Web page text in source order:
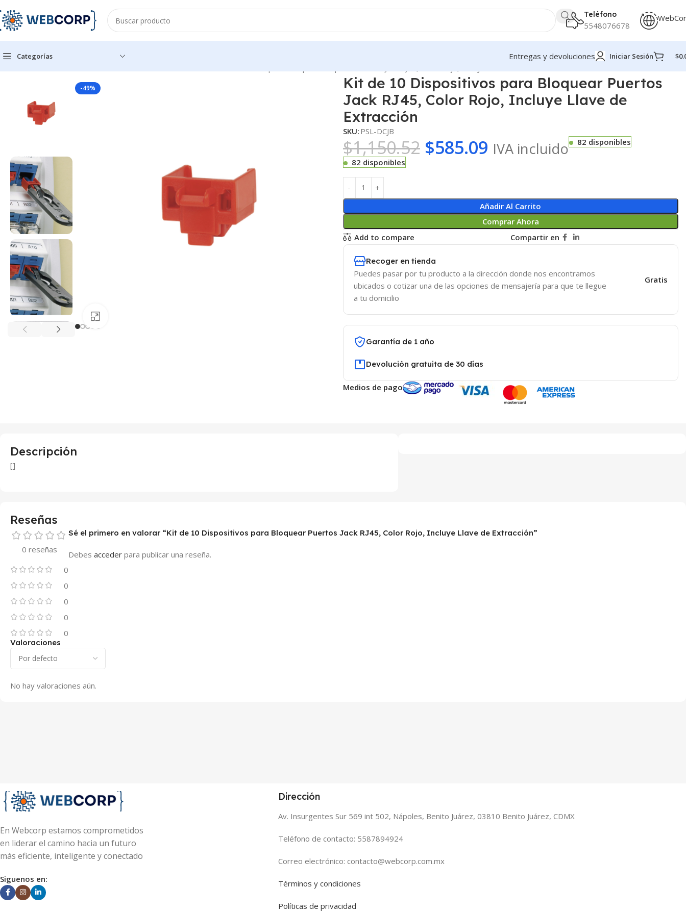
Teléfono
5548076678
Categorías Entregas y devoluciones Iniciar Sesión $
-49%
Kit de 10 Dispositivos para Bloquear Puertos
Jack RJ45, Color Rojo, Incluye Llave de
Extracción
SKU: PSL-DCJB
$1,150.52 $585.09 IVA incluido
82 disponibles
82 disponibles
Añadir Al Carrito
Comprar Ahora
Add to compare
Compartir en
Recoger en tienda
Puedes pasar por tu producto a la dirección donde nos encontramos
ubicados o cotizar una de las opciones de mensajería para que te llegue
a tu domicilio
Gratis
Garantía de 1 año
Devolución gratuita de 30 días
Medios de pago
Descripción
[]
Reseñas
0 reseñas
0
0
0
0
0
Valoraciones
No hay valoraciones aún.
Sé el primero en valorar “Kit de 10 Dispositivos para Bloquear Puertos Jack RJ45, Color Rojo, Incluye Llave de Extracción”
Debes acceder para publicar una reseña.
En Webcorp estamos comprometidos
en liderar el camino hacia un futuro
más eficiente, inteligente y conectado
Siguenos en:
Dirección
Av. Insurgentes Sur 569 int 502, Nápoles, Benito Juárez, 03810 Benito Juárez, CDMX
Teléfono de contacto: 5587894924
Correo electrónico: contacto@webcorp.com.mx
Términos y condiciones
Políticas de privacidad